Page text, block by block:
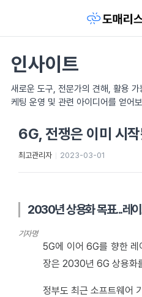
인사이트
새로운 도구, 전문가의 견해, 활용
케팅 운영 및 관련 아이디어를 얻어
6G, 전쟁은 이미 시
최고관리자 2023-03-01
2030년 상용화 목표...레
기자명
5G에 이어 6G를 향한 레
장은 2030년 6G 상용화
정부도 최근 소프트웨어